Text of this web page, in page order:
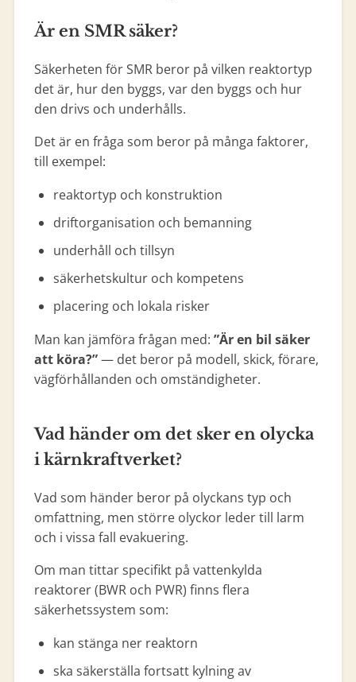
Är en SMR säker?
Säkerheten för SMR beror på vilken reaktortyp
det är, hur den byggs, var den byggs och hur
den drivs och underhålls.
Det är en fråga som beror på många faktorer,
till exempel:
reaktortyp och konstruktion
driftorganisation och bemanning
underhåll och tillsyn
säkerhetskultur och kompetens
placering och lokala risker
Man kan jämföra frågan med: ”Är en bil säker
att köra?”— det beror på modell, skick, förare,
vägförhållanden och omständigheter.
Vad händer om det sker en olycka
i kärnkraftverket?
Vad som händer beror på olyckans typ och
omfattning, men större olyckor leder till larm
och i vissa fall evakuering.
Om man tittar specifikt på vattenkylda
reaktorer (BWR och PWR) finns flera
säkerhetssystem som:
kan stänga ner reaktorn
ska säkerställa fortsatt kylning av